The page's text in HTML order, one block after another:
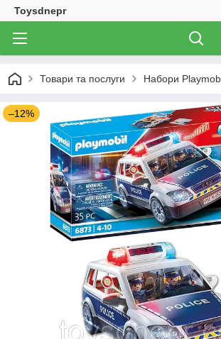
Toysdnepr
Товари та послуги Набори
–12%